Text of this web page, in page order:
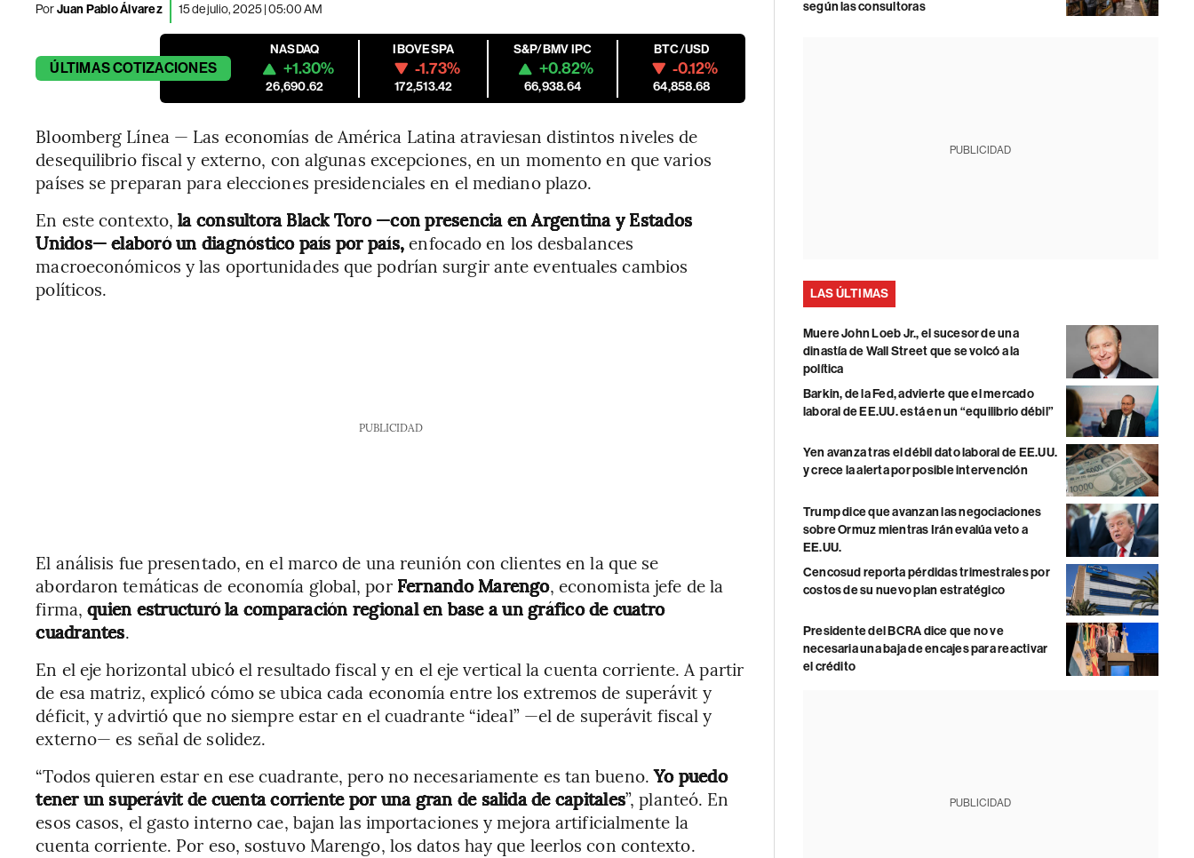
PorJuan Pablo Álvarez 15 de julio, 2025 | 05:00 AM
ÚLTIMASCOTIZACIONES
NASDAQ
+1.30%
26,690.62
IBOVESPA
-1.73%
172,513.42
S&P/BMV IPC
+0.82%
66,938.64
BTC/USD
-0.12%
64,858.68
Bloomberg Línea — Las economías de América Latina atraviesan distintos niveles de
desequilibrio fiscal y externo, con algunas excepciones, en un momento en que varios
países se preparan para elecciones presidenciales en el mediano plazo.
En este contexto,la consultora Black Toro —con presencia en Argentina y Estados
Unidos— elaboró un diagnóstico país por país,enfocado en los desbalances
macroeconómicos y las oportunidades que podrían surgir ante eventuales cambios
políticos.
PUBLICIDAD
El análisis fue presentado, en el marco de una reunión con clientes en la que se
abordaron temáticas de economía global, porFernando Marengo, economista jefe de la
firma, quien estructuró la comparación regional en base a un gráfico de cuatro
cuadrantes.
En el eje horizontal ubicó el resultado fiscal y en el eje vertical la cuenta corriente. A partir
de esa matriz, explicó cómo se ubica cada economía entre los extremos de superávit y
déficit, y advirtió que no siempre estar en el cuadrante “ideal” —el de superávit fiscal y
externo— es señal de solidez.
“Todos quieren estar en ese cuadrante, pero no necesariamente es tan bueno.Yo puedo
tener un superávit de cuenta corriente por una gran de salida de capitales”, planteó. En
esos casos, el gasto interno cae, bajan las importaciones y mejora artificialmente la
cuenta corriente. Por eso, sostuvo Marengo, los datos hay que leerlos con contexto.
según las consultoras
PUBLICIDAD
LAS ÚLTIMAS
Muere John Loeb Jr., el sucesor de una
dinastía de Wall Street que se volcó a la
política
Barkin, de la Fed, advierte que el mercado
laboral de EE.UU. está en un “equilibrio débil”
Yen avanza tras el débil dato laboral de EE.UU.
y crece la alerta por posible intervención
Trump dice que avanzan las negociaciones
sobre Ormuz mientras Irán evalúa veto a
EE.UU.
Cencosud reporta pérdidas trimestrales por
costos de su nuevo plan estratégico
Presidente del BCRA dice que no ve
necesaria una baja de encajes para reactivar
el crédito
PUBLICIDAD